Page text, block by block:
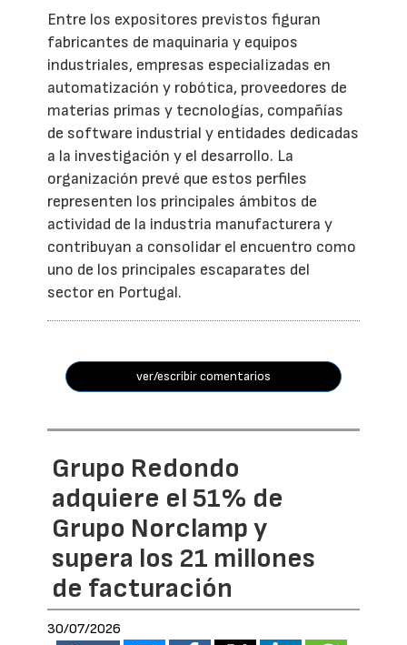
Entre los expositores previstos figuran
fabricantes de maquinaria y equipos
industriales, empresas especializadas en
automatización y robótica, proveedores de
materias primas y tecnologías, compañías
de software industrial y entidades dedicadas
a la investigación y el desarrollo. La
organización prevé que estos perfiles
representen los principales ámbitos de
actividad de la industria manufacturera y
contribuyan a consolidar el encuentro como
uno de los principales escaparates del
sector en Portugal.
ver/escribir comentarios
Grupo Redondo
adquiere el 51% de
Grupo Norclamp y
supera los 21 millones
de facturación
30/07/2026